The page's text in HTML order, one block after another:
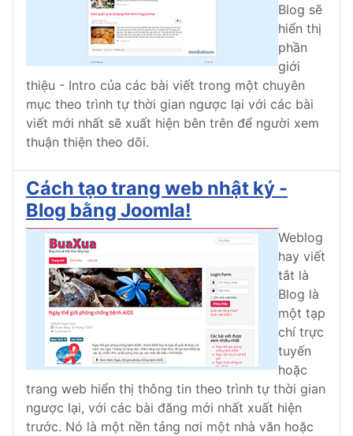
Blog sẽ
hiển thị
phần
giới
thiệu - Intro của các bài viết trong một chuyên
mục theo trình tự thời gian ngược lại với các bài
viết mới nhất sẽ xuất hiện bên trên để người xem
thuận thiện theo dõi.
Cách tạo trang web nhật ký -
Blog bằng Joomla!
Weblog
hay viết
tắt là
Blog là
một tạp
chí trực
tuyến
hoặc
trang web hiển thị thông tin theo trình tự thời gian
ngược lại, với các bài đăng mới nhất xuất hiện
trước. Nó là một nền tảng nơi một nhà văn hoặc